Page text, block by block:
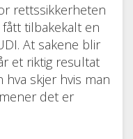
rettssikkerheten
tilbakekalt en
At sakene blir
et riktig resultat
hva skjer hvis man
det er